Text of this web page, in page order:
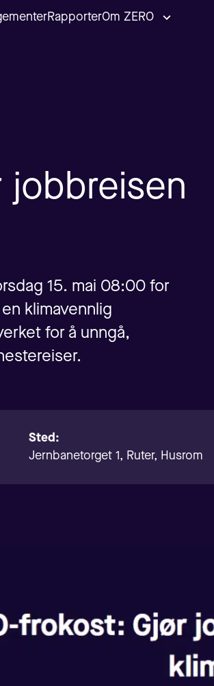
RapporterOm ZERO
jobbreisen
15. mai 08:00 for
klimavennlig
for å unngå,
Sted:
Jernbanetorget 1, Ruter, Husrom